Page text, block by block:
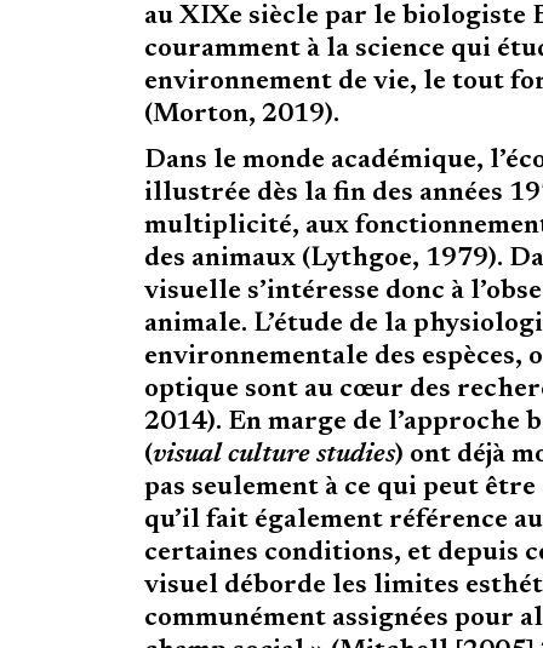
au XIXe siècle par le biologiste
couramment à la science qui
environnement de vie, le tout
(Morton, 2019).
Dans le monde académique,
illustrée dès la fin des années
multiplicité, aux
des animaux (Lythgoe, 1979).
visuelle s’intéresse donc à
animale. L’étude de la
environnementale des espèces,
optique sont au cœur des
2014). En marge de l’approche
(visual culture studies) ont déjà
pas seulement à ce qui peut
qu’il fait également référence
certaines conditions, et depuis
visuel déborde les limites
communément assignées